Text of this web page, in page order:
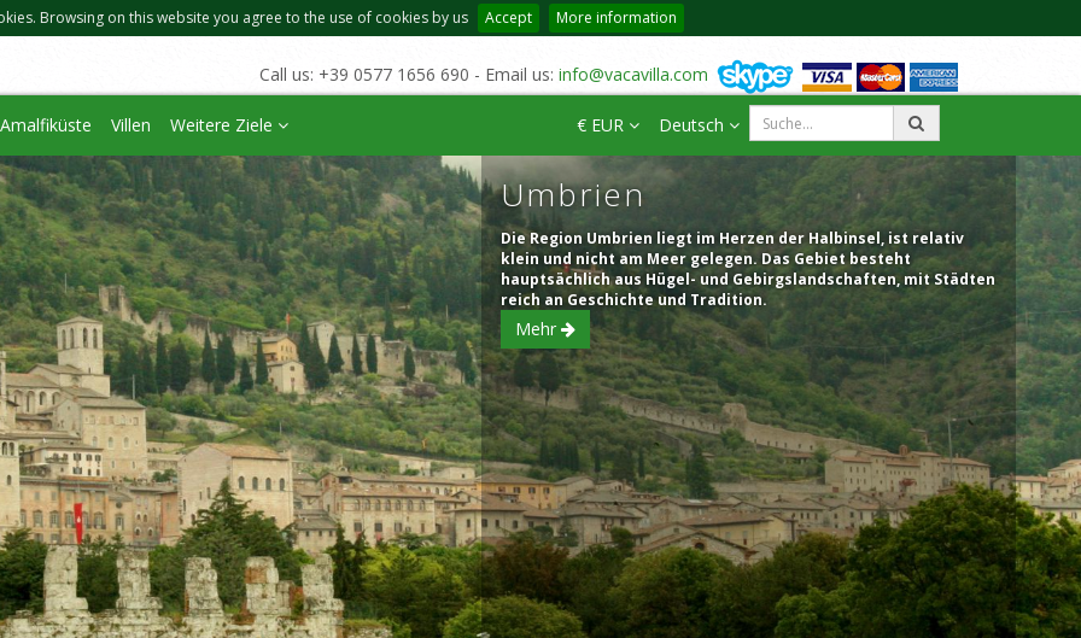
Browsing on this website you agree to the use of cookies by us Accept More information
Call us: +39 0577 1656 690 - Email us: info@vacavilla.com
Amalfiküste Villen Weitere Ziele € EUR Deutsch
Umbrien
Die Region Umbrien liegt im Herzen der Halbinsel, ist relativ
klein und nicht am Meer gelegen. Das Gebiet besteht
hauptsächlich aus Hügel- und Gebirgslandschaften, mit Städten
reich an Geschichte und Tradition.
Mehr